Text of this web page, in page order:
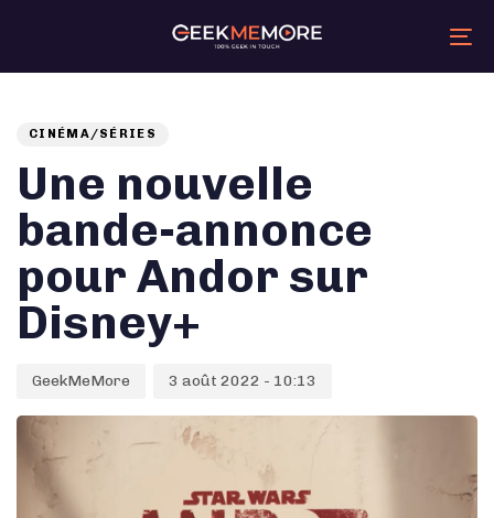
Skip
CINÉMA/SÉRIES
Une nouvelle
bande-annonce
pour Andor sur
Disney+
GeekMeMore 3 août 2022 - 10:13